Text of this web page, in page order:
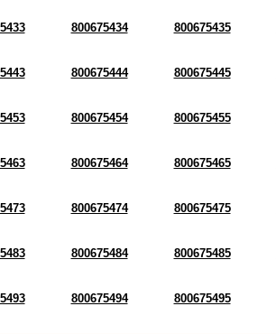
800675434 800675435
800675444 800675445
800675454 800675455
800675464 800675465
800675474 800675475
800675484 800675485
800675494 800675495